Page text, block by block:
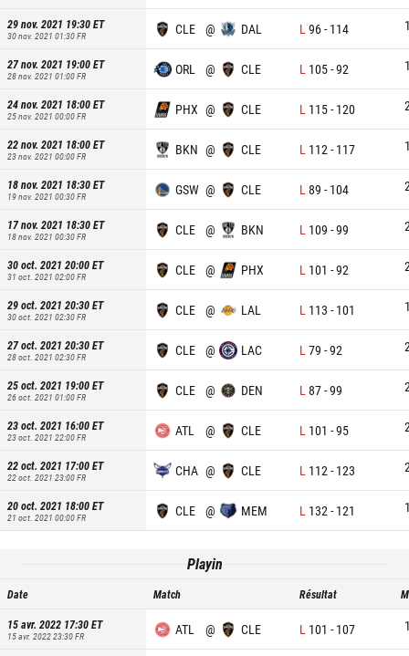
29 nov. 2021 19:30ET
30 nov. 2021 01:30FR CLE @ DAL L 96- 114
27 nov. 2021 19:00ET
28 nov. 2021 01:00FR ORL @ CLE L 105-92
24 nov. 2021 18:00ET
25 nov. 2021 00:00FR PHX @ CLE L 115- 120
22 nov. 2021 18:00ET
23 nov. 2021 00:00FR BKN @ CLE L 112 - 117
18 nov. 2021 18:30ET
19 nov. 2021 00:30FR GSW @ CLE L 89 - 104
17 nov. 2021 18:30ET
18 nov. 2021 00:30FR CLE @ BKN L 109 -99
30 oct. 2021 20:00ET
31 oct. 2021 02:00FR CLE @ PHX L 101 -92
29 oct. 2021 20:30ET
30 oct. 2021 02:30FR CLE @ LAL L 113 - 101
27 oct. 2021 20:30ET
28 oct. 2021 02:30FR CLE @ LAC L 79 -92
25 oct. 2021 19:00ET
26 oct. 2021 01:00FR CLE @ DEN L 87-99
23 oct. 2021 16:00ET
23 oct. 2021 22:00FR ATL @ CLE L 101 -95
22 oct. 2021 17:00ET
22 oct. 2021 23:00FR CHA @ CLE L 112 - 123
20 oct. 2021 18:00ET
21 oct. 2021 00:00FR CLE @ MEM L 132 - 121
Playin
Date Match Résultat
15 avr. 2022 17:30ET
15 avr. 2022 23:30FR ATL @ CLE L 101 - 107